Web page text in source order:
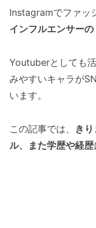
Instagramでファッ
インフルエンサーの
Youtuberとしても
みやすいキャラが
います。
この記事では、 き
ル、また学歴や経歴